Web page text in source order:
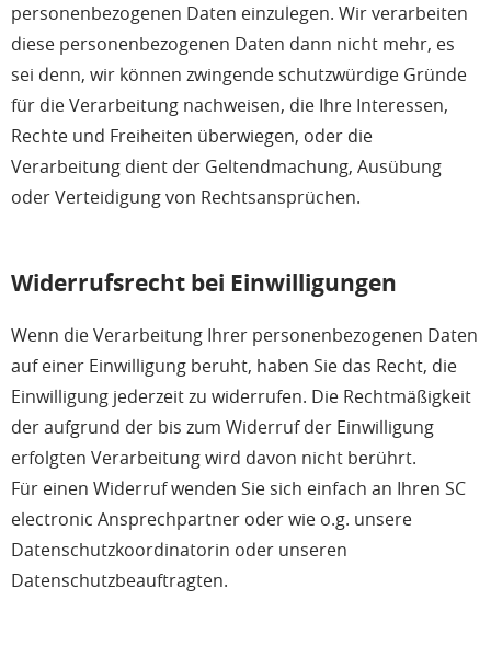
personenbezogenen Daten einzulegen. Wir verarbeiten
diese personenbezogenen Daten dann nicht mehr, es
sei denn, wir können zwingende schutzwürdige Gründe
für die Verarbeitung nachweisen, die Ihre Interessen,
Rechte und Freiheiten überwiegen, oder die
Verarbeitung dient der Geltendmachung, Ausübung
oder Verteidigung von Rechtsansprüchen.
Widerrufsrecht bei Einwilligungen
Wenn die Verarbeitung Ihrer personenbezogenen Daten
auf einer Einwilligung beruht, haben Sie das Recht, die
Einwilligung jederzeit zu widerrufen. Die Rechtmäßigkeit
der aufgrund der bis zum Widerruf der Einwilligung
erfolgten Verarbeitung wird davon nicht berührt.
Für einen Widerruf wenden Sie sich einfach an Ihren SC
electronic Ansprechpartner oder wie o.g. unsere
Datenschutzkoordinatorin oder unseren
Datenschutzbeauftragten.